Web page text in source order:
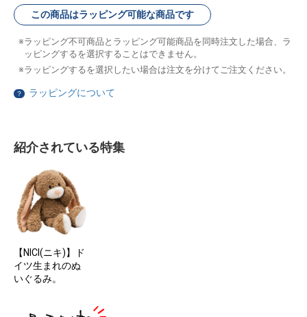
この商品はラッピング可能な商品です
ラッピング不可商品とラッピング可能商品を同時注文した場合、ラ
ッピングするを選択することはできません。
ラッピングするを選択したい場合は注文を分けてご注文ください。
？ ラッピングについて
紹介されている特集
【NICI(ニキ)】ド
イツ生まれのぬ
いぐるみ。